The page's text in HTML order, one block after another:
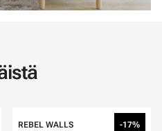
REBEL WALLS -17%